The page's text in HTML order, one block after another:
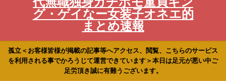
グ・ゲイなー女装子オネエ的
まとめ速報
孤立＜お客様皆様が掲載の記事等へアクセス、閲覧、こちらのサービス
を利用される事でかろうじて運営できています＞本日は足元が悪い中ご
足労頂き誠に有難うございます。